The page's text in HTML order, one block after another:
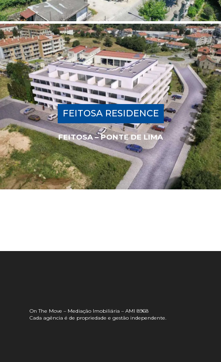
FEITOSA RESIDENCE
FEITOSA – PONTE DE LIMA
On The Move – Mediação Imobiliária – AMI 8968
Cada agência é de propriedade e gestão independente.